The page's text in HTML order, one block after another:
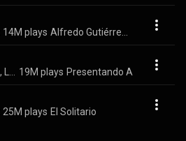
14M plays
19M plays Presentando A
25M plays El Solitario